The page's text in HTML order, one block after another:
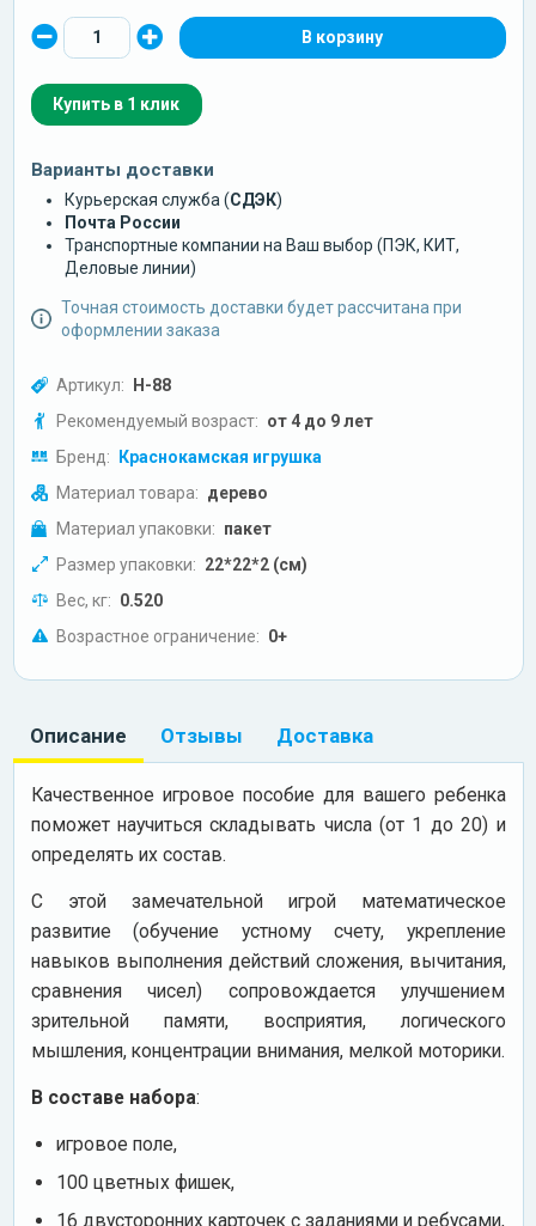
Купить в 1 клик
Варианты доставки
Курьерская служба (СДЭК)
Почта России
Транспортные компании на Ваш выбор (ПЭК, КИТ,
Деловые линии)
Точная стоимость доставки будет рассчитана при
оформлении заказа
Артикул: Н-88
Рекомендуемый возраст: от 4 до 9 лет
Бренд: Краснокамская игрушка
Материал товара: дерево
Материал упаковки: пакет
Размер упаковки: 22*22*2 (см)
Вес, кг: 0.520
Возрастное ограничение: 0+
Описание Отзывы Доставка
Качественное игровое пособие для вашего ребенка
поможет научиться складывать числа (от 1 до 20) и
определять их состав.
С этой замечательной игрой математическое
развитие (обучение устному счету, укрепление
навыков выполнения действий сложения, вычитания,
сравнения чисел) сопровождается улучшением
зрительной памяти, восприятия, логического
мышления, концентрации внимания, мелкой моторики.
В составе набора:
игровое поле,
100 цветных фишек,
16 двусторонних карточек с заданиями и ребусами,